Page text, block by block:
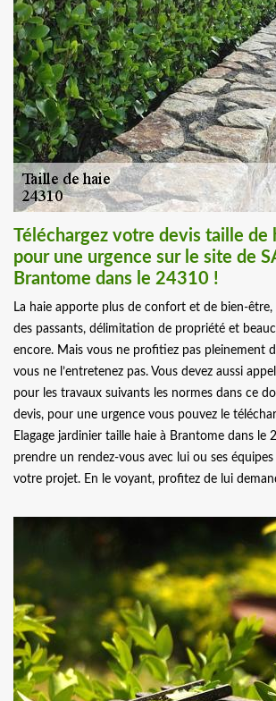
Téléchargez votre devis taille de
pour une urgence sur le site de
Brantome dans le 24310 !
La haie apporte plus de confort et de bien-être,
des passants, délimitation de propriété et
encore. Mais vous ne profitiez pas pleinement
vous ne l’entretenez pas. Vous devez aussi
pour les travaux suivants les normes dans ce
devis, pour une urgence vous pouvez le
Elagage jardinier taille haie à Brantome dans le
prendre un rendez-vous avec lui ou ses
votre projet. En le voyant, profitez de lui